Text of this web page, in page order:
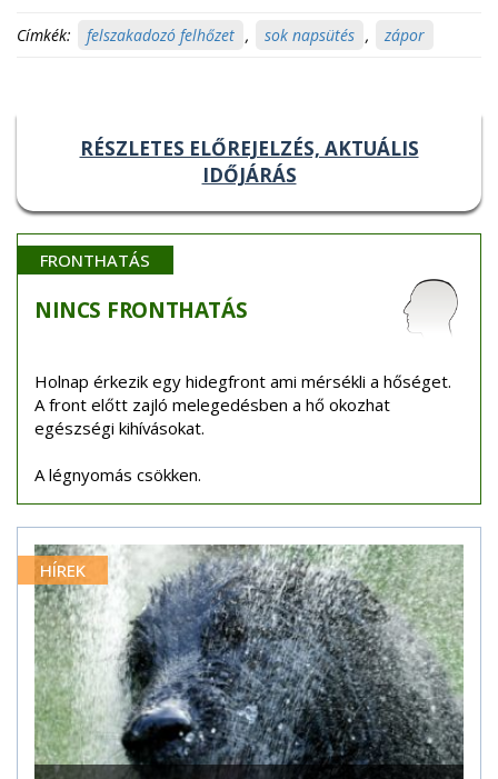
Címkék: felszakadozó felhőzet , sok napsütés , zápor
RÉSZLETES ELŐREJELZÉS, AKTUÁLIS
IDŐJÁRÁS
FRONTHATÁS
NINCS FRONTHATÁS
Holnap érkezik egy hidegfront ami mérsékli a hőséget.
A front előtt zajló melegedésben a hő okozhat
egészségi kihívásokat.
A légnyomás csökken.
HÍREK